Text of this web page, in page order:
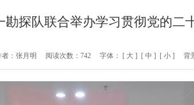
探队联合举办学习贯彻党的二
者：张月明 阅读次数： 742 字体： [ 大 ] [ 中 ] [ 小 ] 背